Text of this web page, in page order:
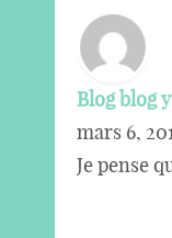
Blog blog
mars 6,
Je pense